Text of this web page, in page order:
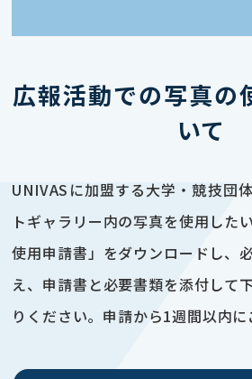
広報活動での写真の
いて
UNIVASに加盟する大学・競技団
トギャラリー内の写真を使用した
使用申請書」をダウンロードし、
え、申請書と必要書類を添付して
りください。申請から1週間以内に